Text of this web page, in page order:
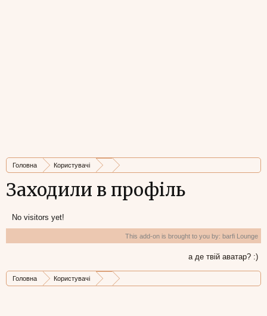
Головна Користувачі
Заходили в профіль
No visitors yet!
This add-on is brought to you by: barfi Lounge
а де твій аватар? :)
Головна Користувачі